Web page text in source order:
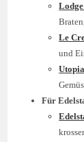
Lodge
Le
und
Für